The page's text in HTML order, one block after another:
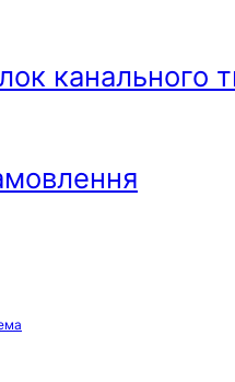
канального